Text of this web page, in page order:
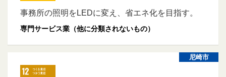
事務所の照明をLEDに変え、省エネ化を目指す。
専門サービス業（他に分類されないもの）
尼崎市